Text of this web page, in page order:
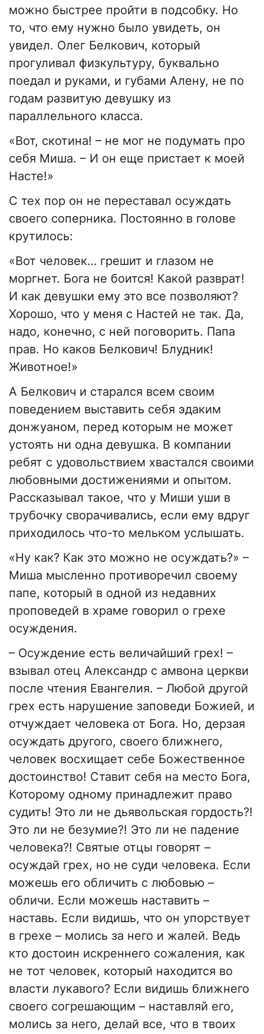
можно быстрее пройти в подсобку. Но
то, что ему нужно было увидеть, он
увидел. Олег Белкович, который
прогуливал физкультуру, буквально
поедал и руками, и губами Алену, не по
годам развитую девушку из
параллельного класса.
«Вот, скотина! – не мог не подумать про
себя Миша. – И он еще пристает к моей
Насте!»
С тех пор он не переставал осуждать
своего соперника. Постоянно в голове
крутилось:
«Вот человек… грешит и глазом не
моргнет. Бога не боится! Какой разврат!
И как девушки ему это все позволяют?
Хорошо, что у меня с Настей не так. Да,
надо, конечно, с ней поговорить. Папа
прав. Но каков Белкович! Блудник!
Животное!»
А Белкович и старался всем своим
поведением выставить себя эдаким
донжуаном, перед которым не может
устоять ни одна девушка. В компании
ребят с удовольствием хвастался своими
любовными достижениями и опытом.
Рассказывал такое, что у Миши уши в
трубочку сворачивались, если ему вдруг
приходилось что-то мельком услышать.
«Ну как? Как это можно не осуждать?» –
Миша мысленно противоречил своему
папе, который в одной из недавних
проповедей в храме говорил о грехе
осуждения.
– Осуждение есть величайший грех! –
взывал отец Александр с амвона церкви
после чтения Евангелия. – Любой другой
грех есть нарушение заповеди Божией, и
отчуждает человека от Бога. Но, дерзая
осуждать другого, своего ближнего,
человек восхищает себе Божественное
достоинство! Ставит себя на место Бога,
Которому одному принадлежит право
судить! Это ли не дьявольская гордость?!
Это ли не безумие?! Это ли не падение
человека?! Святые отцы говорят –
осуждай грех, но не суди человека. Если
можешь его обличить с любовью –
обличи. Если можешь наставить –
наставь. Если видишь, что он упорствует
в грехе – молись за него и жалей. Ведь
кто достоин искреннего сожаления, как
не тот человек, который находится во
власти лукавого? Если видишь ближнего
своего согрешающим – наставляй его,
молись за него, делай все, что в твоих